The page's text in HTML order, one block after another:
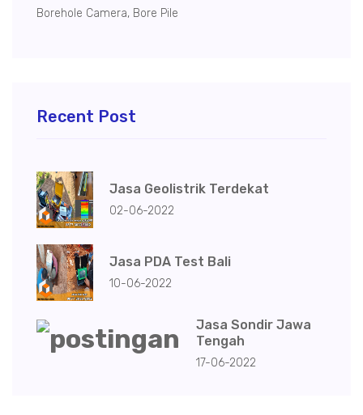
Borehole Camera, Bore Pile
Recent Post
Jasa Geolistrik Terdekat
02-06-2022
Jasa PDA Test Bali
10-06-2022
Jasa Sondir Jawa
Tengah
17-06-2022